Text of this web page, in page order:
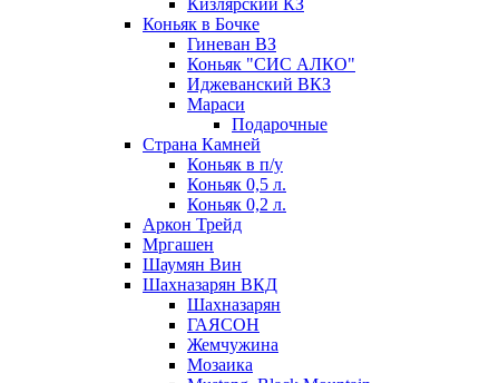
Кизлярский КЗ
Коньяк в Бочке
Гиневан ВЗ
Коньяк "СИС АЛКО"
Иджеванский ВКЗ
Мараси
Подарочные
Страна Камней
Коньяк в п/у
Коньяк 0,5 л.
Коньяк 0,2 л.
Аркон Трейд
Мргашен
Шаумян Вин
Шахназарян ВКД
Шахназарян
ГАЯСОН
Жемчужина
Мозаика